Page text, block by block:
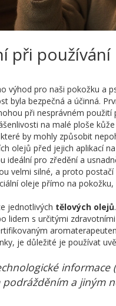
při používání
výhod pro naši pokožku a
byla bezpečná a účinná.
při nesprávném
na malé ploše
by mohly způsobit
olejů před jejich aplikací
pro zředění a
velmi silné, a proto
oleje přímo na
jednotlivých tělových olejů
lidem s určitými
je důležité je používat
informace
a jiným